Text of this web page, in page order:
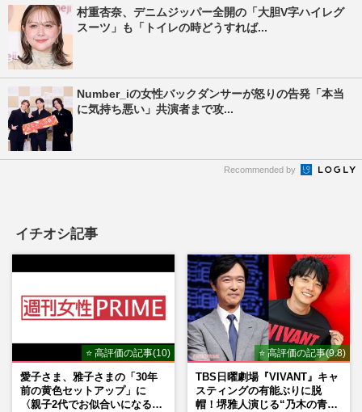
村重杏奈、デニムジッパー全開の「大胆V字ハイレグ
スーツ」も「トイレの時どうすれば...
Number_iの女性バックダンサーが怒りの告発「本当
に気持ち悪い」共演者まで攻...
Recommended by
イチオシ記事
⭐ 高評価の記事(10)
愛子さま、雅子さまの「30年
前の黄色セットアップ」に
〈親子2代でお似合いになる〉
⭐ 高評価の記事(9.8)
TBS日曜劇場『VIVANT』キャ
スティングの有能ぶりに脱
帽！堺雅人演じる“乃木の青年